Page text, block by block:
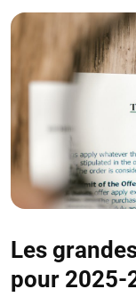
Les
pour 2025-